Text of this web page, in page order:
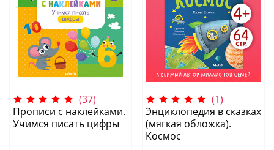
(37)
Прописи с наклейками.
Учимся писать цифры
(1)
Энциклопедия в сказках
(мягкая обложка).
Космос